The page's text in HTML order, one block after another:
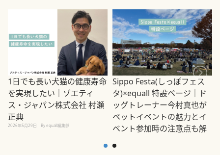
1日でも長い犬猫の健康寿命
を実現したい｜ゾエティ
ス・ジャパン株式会社 村瀬
正典
2026年5月29日 By equall編集部
Sippo Festa(しっぽフェス
タ)×equall 特設ページ｜ド
ッグトレーナー今村真也が
ペットイベントの魅力とイ
ベント参加時の注意点も解
2026年5月12日